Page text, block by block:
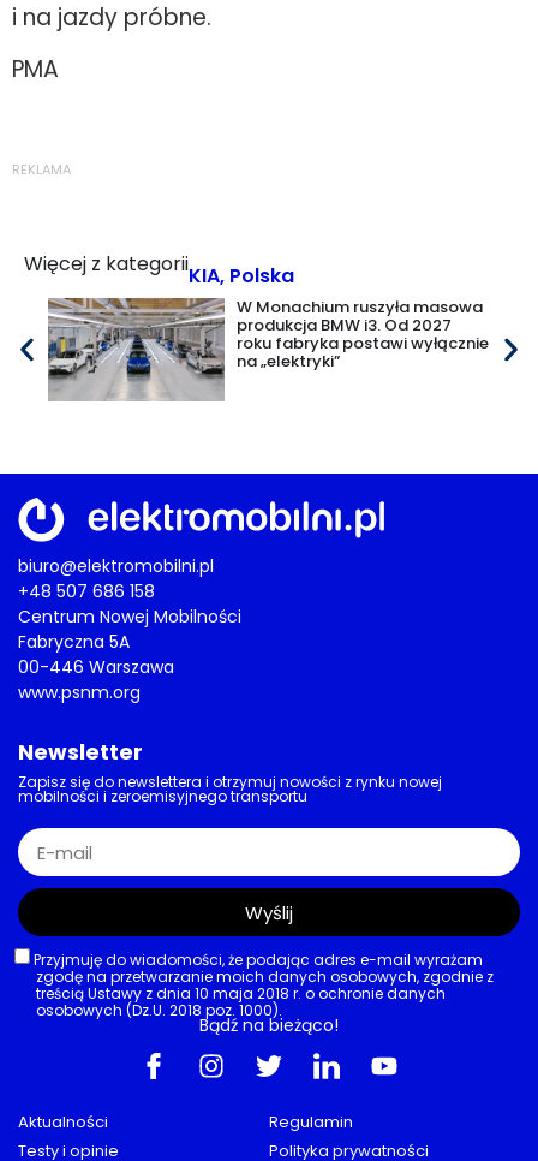
i na jazdy próbne.
PMA
REKLAMA
Więcej z kategoriiKIA, Polska
W Monachium ruszyła masowa
produkcja BMW i3. Od 2027
roku fabryka postawi wyłącznie
na „elektryki”
biuro@elektromobilni.pl
+48 507 686 158
Centrum Nowej Mobilności
Fabryczna 5A
00-446 Warszawa
www.psnm.org
Aktualności
Testy i opinie
Regulamin
Polityka prywatności
Newsletter
Zapisz się do newslettera i otrzymuj nowości z rynku nowej
mobilności i zeroemisyjnego transportu
Przyjmuję do wiadomości, że podając adres e-mail wyrażam
zgodę na przetwarzanie moich danych osobowych, zgodnie z
treścią Ustawy z dnia 10 maja 2018 r. o ochronie danych
osobowych (Dz.U. 2018 poz. 1000).
Wyślij
Bądź na bieżąco!